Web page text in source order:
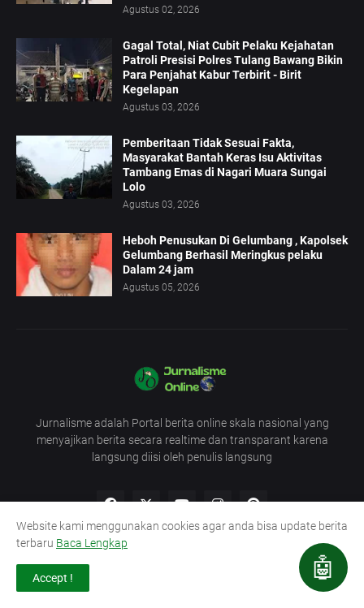
🤖
Agustus 02, 2026
Gagal Total, Niat Cubit Pelaku Kejahatan
Patroli Presisi Polres Tulang Bawang Bikin
Para Penjahat Kabur Terbirit - Birit
Kegelapan
Agustus 03, 2026
Pemberitaan Tidak Sesuai Fakta,
Masyarakat Bantah Keras Isu Aktivitas
Tambang Emas di Nagari Muara Sungai
Lolo
Agustus 03, 2026
Heboh Penusukan Di Gelumbang , Kapolsek
Gelumbang Berhasil Meringkus pelaku
Dalam 24 jam
Agustus 05, 2026
Jurnalisme adalah Portal berita online skala nasional yang
menyajikan berita secara realtime dan transparant karena
langsung diisi oleh penulis langsung
Redaksi
Website kami menggunakan cookies agar anda bisa update berita
terbaru Baca Lengkap
Accept !